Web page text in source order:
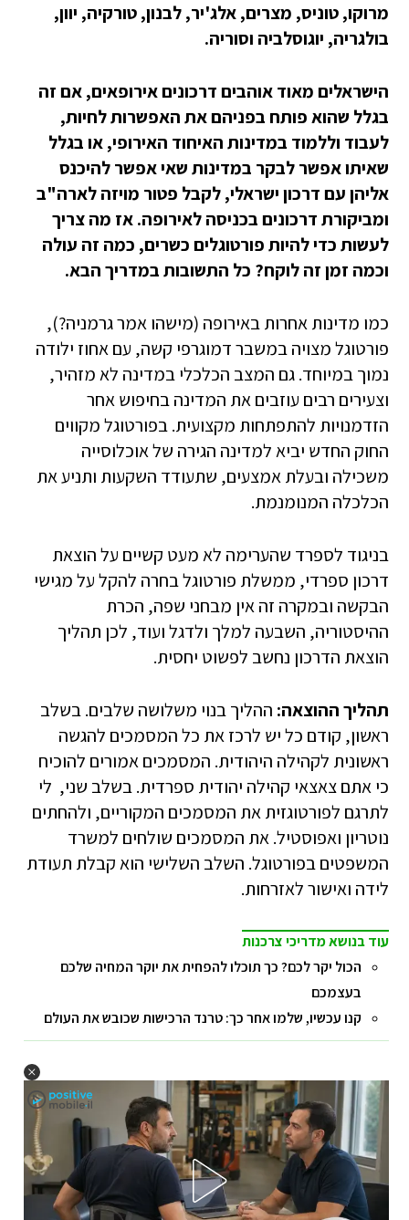
מרוקו, טוניס, מצרים, אלג'יר, לבנון, טורקיה, יוון,
בולגריה, יוגוסלביה וסוריה.
הישראלים מאוד אוהבים דרכונים אירופאים, אם זה
בגלל שהוא פותח בפניהם את האפשרות לחיות,
לעבוד וללמוד במדינות האיחוד האירופי, או בגלל
שאיתו אפשר לבקר במדינות שאי אפשר להיכנס
אליהן עם דרכון ישראלי, לקבל פטור מויזה לארה"ב
ומביקורת דרכונים בכניסה לאירופה. אז מה צריך
לעשות כדי להיות פורטוגלים כשרים, כמה זה עולה
וכמה זמן זה לוקח? כל התשובות במדריך הבא.
כמו מדינות אחרות באירופה (מישהו אמר גרמניה?),
פורטוגל מצויה במשבר דמוגרפי קשה, עם אחוז ילודה
נמוך במיוחד. גם המצב הכלכלי במדינה לא מזהיר,
וצעירים רבים עוזבים את המדינה בחיפוש אחר
הזדמנויות להתפתחות מקצועית. בפורטוגל מקווים
החוק החדש יביא למדינה הגירה של אוכלוסייה
משכילה ובעלת אמצעים, שתעודד השקעות ותניע את
הכלכלה המנומנמת.
בניגוד לספרד שהערימה לא מעט קשיים על הוצאת
דרכון ספרדי, ממשלת פורטוגל בחרה להקל על מגישי
הבקשה ובמקרה זה אין מבחני שפה, הכרת
ההיסטוריה, השבעה למלך ולדגל ועוד, לכן תהליך
הוצאת הדרכון נחשב לפשוט יחסית.
תהליך ההוצאה: ההליך בנוי משלושה שלבים. בשלב
ראשון, קודם כל יש לרכז את כל המסמכים להגשה
ראשונית לקהילה היהודית. המסמכים אמורים להוכיח
כי אתם צאצאי קהילה יהודית ספרדית. בשלב שני, לי
לתרגם לפורטוגזית את המסמכים המקוריים, ולהחתים
נוטריון ואפוסטיל. את המסמכים שולחים למשרד
המשפטים בפורטוגל. השלב השלישי הוא קבלת תעודת
לידה ואישור לאזרחות.
עוד בנושא מדריכי צרכנות
הכול יקר לכם? כך תוכלו להפחית את יוקר המחיה שלכם
בעצמכם
קנו עכשיו, שלמו אחר כך: טרנד הרכישות שכובש את העולם